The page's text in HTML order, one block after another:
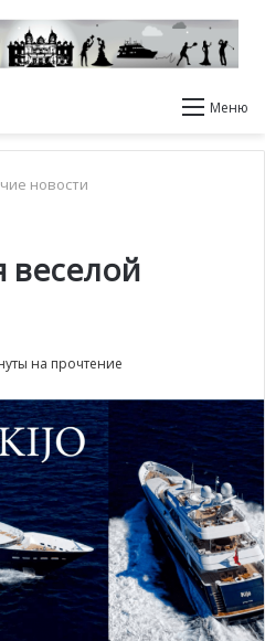
Меню
новости
веселой
на прочтение